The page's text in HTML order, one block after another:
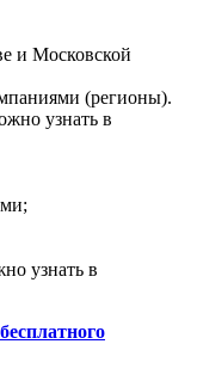
и Московской
(регионы).
узнать в
узнать в